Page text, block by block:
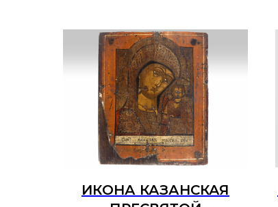
ИКОНА КАЗАНСКАЯ